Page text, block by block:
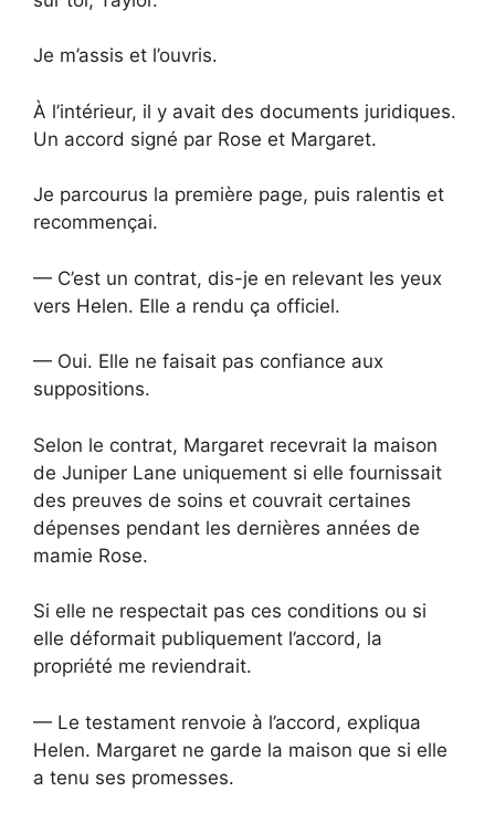
Je m’assis et l’ouvris.
À l’intérieur, il y avait des documents juridiques.
Un accord signé par Rose et Margaret.
Je parcourus la première page, puis ralentis et
recommençai.
— C’est un contrat, dis-je en relevant les yeux
vers Helen. Elle a rendu ça officiel.
— Oui. Elle ne faisait pas confiance aux
suppositions.
Selon le contrat, Margaret recevrait la maison
de Juniper Lane uniquement si elle fournissait
des preuves de soins et couvrait certaines
dépenses pendant les dernières années de
mamie Rose.
Si elle ne respectait pas ces conditions ou si
elle déformait publiquement l’accord, la
propriété me reviendrait.
— Le testament renvoie à l’accord, expliqua
Helen. Margaret ne garde la maison que si elle
a tenu ses promesses.